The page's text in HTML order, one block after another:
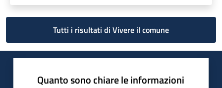
Tutti i risultati di Vivere il comune
Quanto sono chiare le informazioni